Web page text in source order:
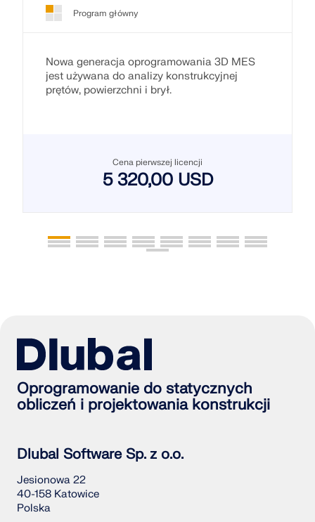
Program główny
Nowa generacja oprogramowania 3D MES
jest używana do analizy konstrukcyjnej
prętów, powierzchni i brył.
Cena pierwszej licencji
5 320,00 USD
Oprogramowanie do statycznych
obliczeń i projektowania konstrukcji
Dlubal Software Sp. z o.o.
Jesionowa 22
40-158 Katowice
Polska